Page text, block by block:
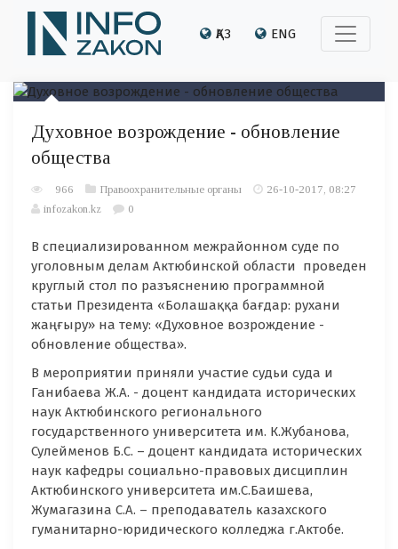
ҚАЗ ENG
Духовное возрождение - обновление
общества
966 Правоохранительные органы
26-10-2017, 08:27
infozakon.kz
0
В специализированном межрайонном суде по
уголовным делам Актюбинской области проведен
круглый стол по разъяснению программной
статьи Президента «Болашаққа бағдар: рухани
жаңғыру» на тему: «Духовное возрождение -
обновление общества».
В мероприятии приняли участие судьи суда и
Ганибаева Ж.А. - доцент кандидата исторических
наук Актюбинского регионального
государственного университета им. К.Жубанова,
Сулейменов Б.С. – доцент кандидата исторических
наук кафедры социально-правовых дисциплин
Актюбинского университета им.С.Баишева,
Жумагазина С.А. – преподаватель казахского
гуманитарно-юридического колледжа г.Актобе.